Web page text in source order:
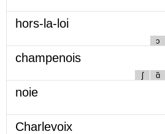
hors-la-loi
ɔ
champenois
ʃ ɑ̃
noie
Charlevoix